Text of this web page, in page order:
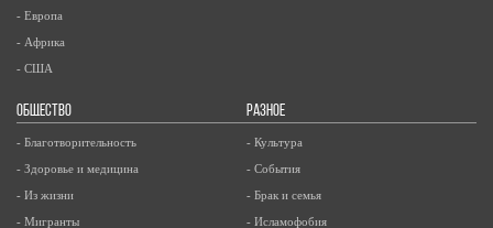
- Европа
- Африка
- США
ОБЩЕСТВО
- Благотворительность
- Здоровье и медицина
- Из жизни
- Мигранты
РАЗНОЕ
- Культура
- События
- Брак и семья
- Исламофобия